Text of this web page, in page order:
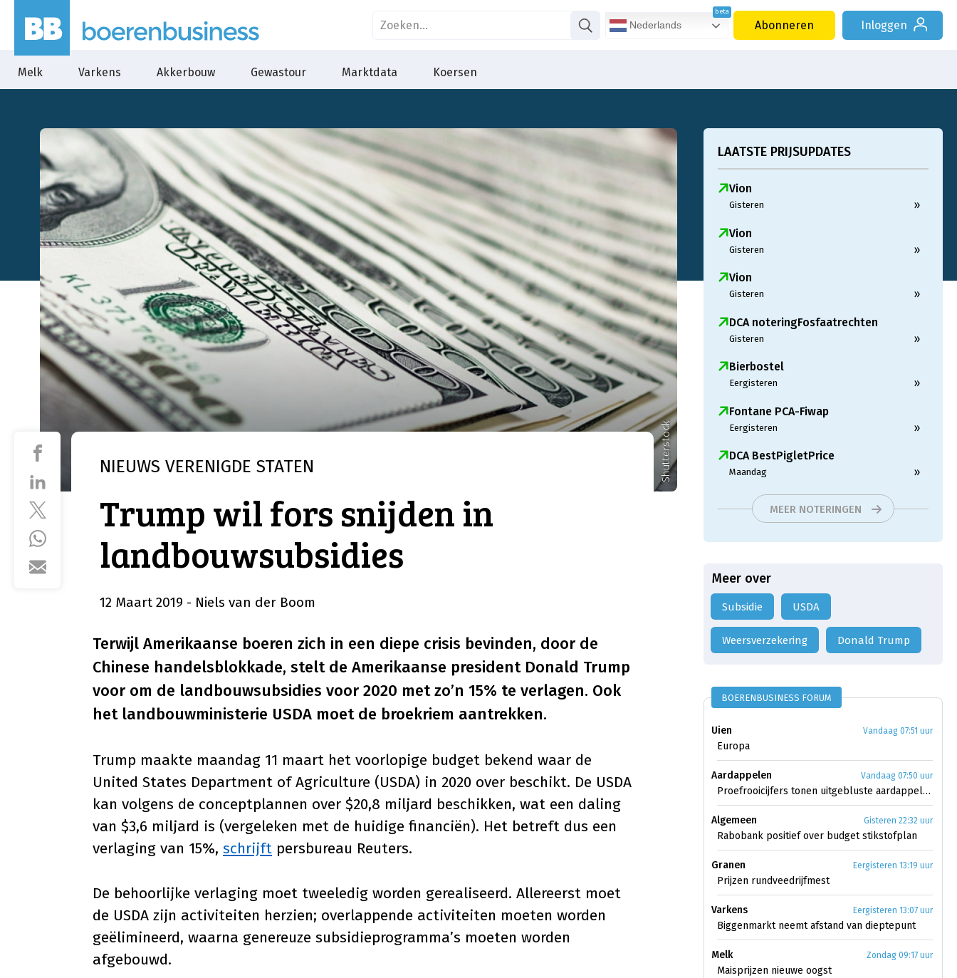
Nederlands Abonneren Inloggen
Melk Varkens Akkerbouw Gewastour Marktdata Koersen
Shutterstock
NIEUWS VERENIGDE STATEN
Trump wil fors snijden in
landbouwsubsidies
12 Maart 2019 - Niels van der Boom
Terwijl Amerikaanse boeren zich in een diepe crisis bevinden, door de
Chinese handelsblokkade, stelt de Amerikaanse president Donald Trump
voor om de landbouwsubsidies voor 2020 met zo’n 15% te verlagen. Ook
het landbouwministerie USDA moet de broekriem aantrekken.
Trump maakte maandag 11 maart het voorlopige budget bekend waar de
United States Department of Agriculture (USDA) in 2020 over beschikt. De USDA
kan volgens de conceptplannen over $20,8 miljard beschikken, wat een daling
van $3,6 miljard is (vergeleken met de huidige financiën). Het betreft dus een
verlaging van 15%, schrijft persbureau Reuters.
De behoorlijke verlaging moet tweeledig worden gerealiseerd. Allereerst moet
de USDA zijn activiteiten herzien; overlappende activiteiten moeten worden
geëlimineerd, waarna genereuze subsidieprogramma’s moeten worden
afgebouwd.
LAATSTE PRIJSUPDATES
Vion
Gisteren »
Vion
Gisteren »
Vion
Gisteren »
DCA noteringFosfaatrechten
Gisteren »
Bierbostel
Eergisteren »
Fontane PCA-Fiwap
Eergisteren »
DCA BestPigletPrice
Maandag »
MEER NOTERINGEN
Meer over
Subsidie USDA
weersverzekering Donald Trump
BOERENBUSINESS FORUM
Uien Vandaag 07:51 uur
Europa
Aardappelen Vandaag 07:50 uur
Proefrooicijfers tonen uitgebluste aardappelen
Algemeen Gisteren 22:32 uur
Rabobank positief over budget stikstofplan
Granen Eergisteren 13:19 uur
Prijzen rundveedrijfmest
Varkens Eergisteren 13:07 uur
Biggenmarkt neemt afstand van dieptepunt
Melk Zondag 09:17 uur
Maisprijzen nieuwe oogst